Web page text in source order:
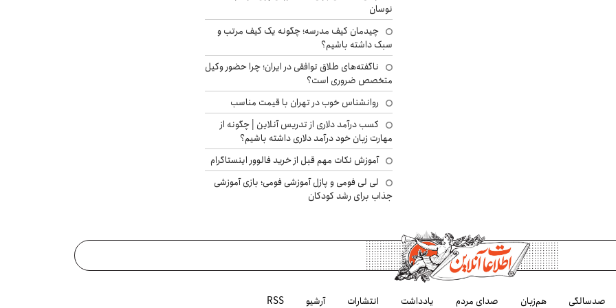
نوسان
چیدمان کیف مدرسه؛ چگونه یک کیف مرتب و
سبک داشته باشیم؟
ناگفته‌های طلاق توافقی در ایران؛ چرا حضور وکیل
متخصص ضروری است؟
روانشناس خوب در تهران با قیمت مناسب
کسب درآمد دلاری از تدریس آنلاین | چگونه از
مهارت زبان خود درآمد دلاری داشته باشیم؟
آموزش نکات مهم قبل از خرید فالوور اینستاگرام
لی لی فومی و پازل آموزشی فومی؛ بازی آموزشی
جذاب برای رشد کودکان
صدسالگی هم‌زبان صدای مردم یادداشت انتشارات آرشیو RSS